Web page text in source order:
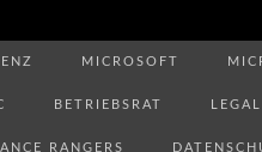
MICROSOFT
BETRIEBSRAT
RANGERS